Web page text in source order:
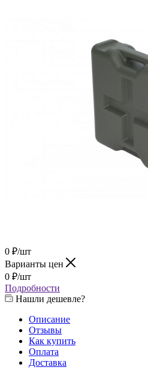
0 ₽/шт
Варианты цен
0 ₽/шт
Подробности
Нашли дешевле?
Описание
Отзывы
Как купить
Оплата
Доставка